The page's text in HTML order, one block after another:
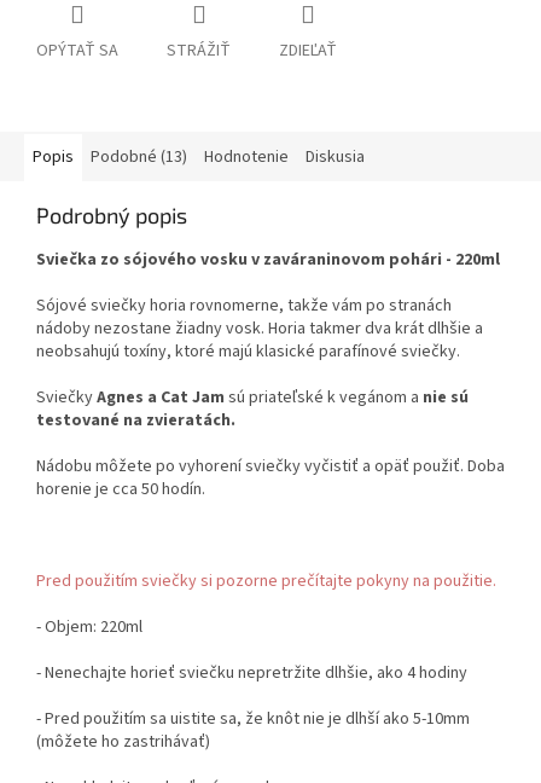
OPÝTAŤ SA STRÁŽIŤ ZDIEĽAŤ
Popis Podobné (13) Hodnotenie Diskusia
Podrobný popis
Sviečka zo sójového vosku v zaváraninovom pohári - 220ml
Sójové sviečky horia rovnomerne, takže vám po stranách
nádoby nezostane žiadny vosk. Horia takmer dva krát dlhšie a
neobsahujú toxíny, ktoré majú klasické parafínové sviečky.
SviečkyAgnes a Cat Jam sú priateľské k vegánom a nie sú
testované na zvieratách.
Nádobu môžete po vyhorení sviečky vyčistiť a opäť použiť. Doba
horenie je cca 50 hodín.
Pred použitím sviečky si pozorne prečítajte pokyny na použitie.
- Objem: 220ml
- Nenechajte horieť sviečku nepretržite dlhšie, ako 4 hodiny
- Pred použitím sa uistite sa, že knôt nie je dlhší ako 5-10mm
(môžete ho zastrihávať)